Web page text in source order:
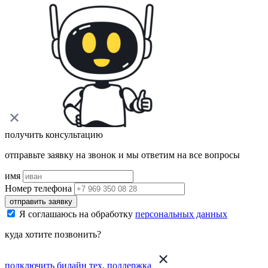
получить консультацию
отправьте заявку на звонок и мы ответим на все вопросы
имя
Номер телефона
отправить заявку
Я соглашаюсь на обработку персональных данных
куда хотите позвонить?
подключить билайн тех. поддержка